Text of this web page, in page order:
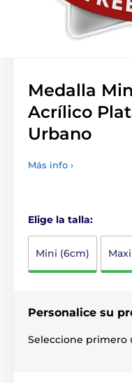
Medalla
Acrílico
Urbano
Más info ›
Elige la talla:
Mini (6cm)
Personalice su
Seleccione primero